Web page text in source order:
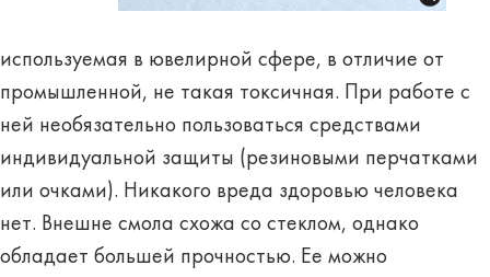
используемая в ювелирной сфере, в отличие от
промышленной, не такая токсичная. При работе с
ней необязательно пользоваться средствами
индивидуальной защиты (резиновыми перчатками
или очками). Никакого вреда здоровью человека
нет. Внешне смола схожа со стеклом, однако
обладает большей прочностью. Ее можно